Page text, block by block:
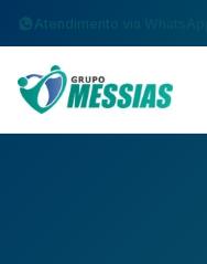
Atendimento via